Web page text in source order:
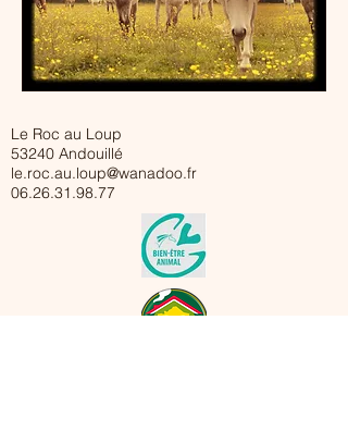
Le Roc au Loup
53240 Andouillé
le.roc.au.loup@wanadoo.fr
06.26.31.98.77